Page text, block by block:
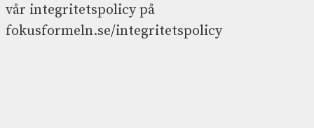
vår integritetspolicy på
fokusformeln.se/integritetspolicy